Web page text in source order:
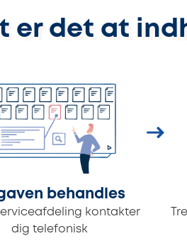
er det at
behandles
kontakter
dig telefonisk